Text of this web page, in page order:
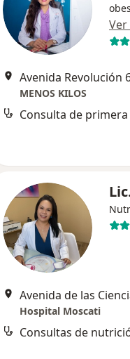
Ver
Avenida Revolución
MENOS KILOS
Consulta de primera
Avenida de las
Hospital Moscati
Consultas de